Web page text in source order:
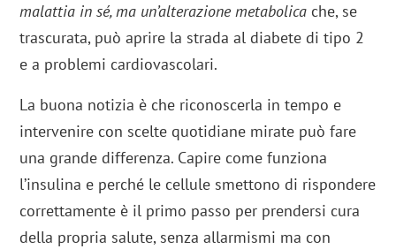
malattia in sé, ma un’alterazione metabolica che, se
trascurata, può aprire la strada al diabete di tipo 2
e a problemi cardiovascolari.
La buona notizia è che riconoscerla in tempo e
intervenire con scelte quotidiane mirate può fare
una grande differenza. Capire come funziona
l’insulina e perché le cellule smettono di rispondere
correttamente è il primo passo per prendersi cura
della propria salute, senza allarmismi ma con